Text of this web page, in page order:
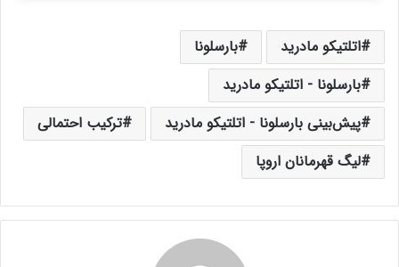
اتلتیکو مادرید
بارسلونا
بارسلونا - اتلتیکو مادرید
پیش‌بینی بارسلونا - اتلتیکو مادرید
ترکیب احتمالی
لیگ قهرمانان اروپا